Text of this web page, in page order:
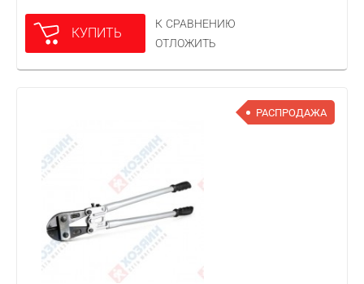
КУПИТЬ
К СРАВНЕНИЮ
ОТЛОЖИТЬ
РАСПРОДАЖА